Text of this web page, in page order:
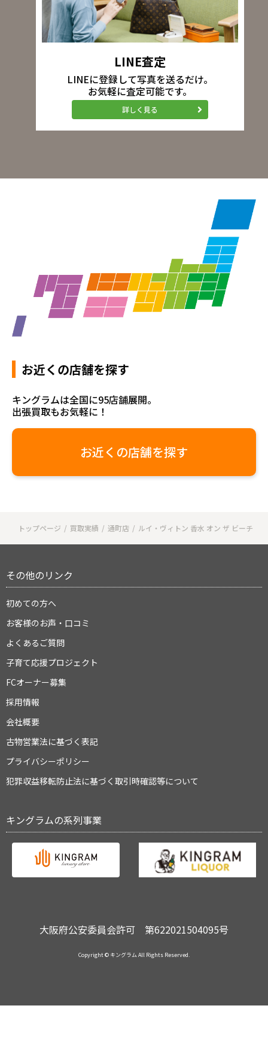
LINE査定
LINEに登録して写真を送るだけ。
お気軽に査定可能です。
詳しく見る
お近くの店舗を探す
キングラムは全国に95店舗展開。
出張買取もお気軽に！
お近くの店舗を探す
トップページ 買取実績 通町店 ルイ・ヴィトン 香水 オン ザ ビーチ
その他のリンク
初めての方へ
お客様のお声・口コミ
よくあるご質問
子育て応援プロジェクト
FCオーナー募集
採用情報
会社概要
古物営業法に基づく表記
プライバシーポリシー
犯罪収益移転防止法に基づく取引時確認等について
キングラムの系列事業
大阪府公安委員会許可 第622021504095号
Copyright © キングラム All Rights Reserved.